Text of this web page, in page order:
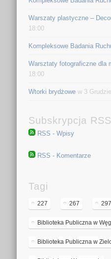
Warszaty plastyczne –
18:00
Kompleksowe Badania
Warsztaty fotograficzne dla
18:00
Wtorki brydżowe w 3
Subskrypcja
RSS - Wpisy
RSS - Komentarze
Tagi
227 267 297
Biblioteka Publiczna w
Biblioteka Publiczna w